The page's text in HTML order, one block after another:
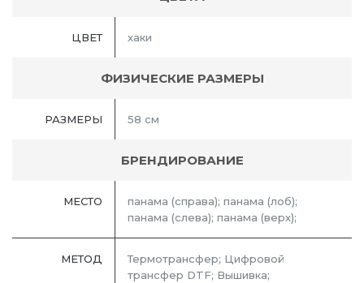
ЦВЕТ хаки
ФИЗИЧЕСКИЕ РАЗМЕРЫ
РАЗМЕРЫ 58 см
БРЕНДИРОВАНИЕ
МЕСТО
панама (справа); панама (лоб);
панама (слева); панама (верх);
МЕТОД
Термотрансфер; Цифровой
трансфер DTF; Вышивка;